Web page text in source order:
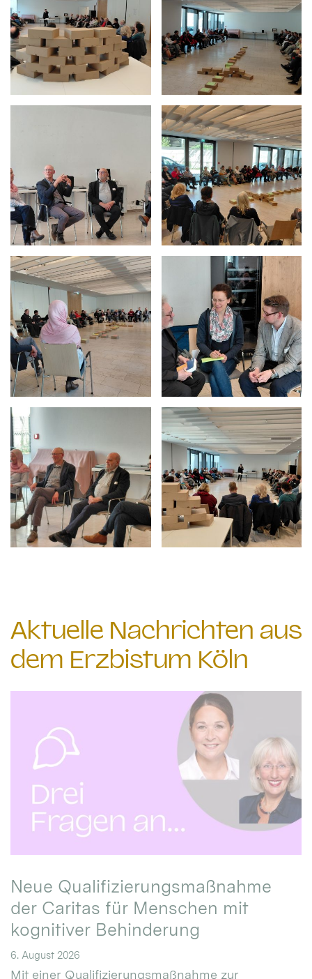
Aktuelle Nachrichten aus
dem Erzbistum Köln
Neue Qualifizierungsmaßnahme
der Caritas für Menschen mit
kognitiver Behinderung
6. August 2026
Mit einer Qualifizierungsmaßnahme zur